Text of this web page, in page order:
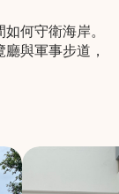
何守衛海岸。
與軍事步道，